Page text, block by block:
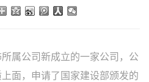
属公司新成立的一家公司，公
面，申请了国家建设部颁发的